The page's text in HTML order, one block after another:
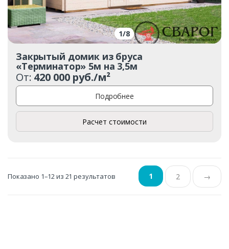
1/8
Закрытый домик из бруса
«Терминатор» 5м на 3,5м
От: 420 000 руб./м²
Подробнее
Расчет стоимости
Показано 1–12 из 21 результатов 1 2 →